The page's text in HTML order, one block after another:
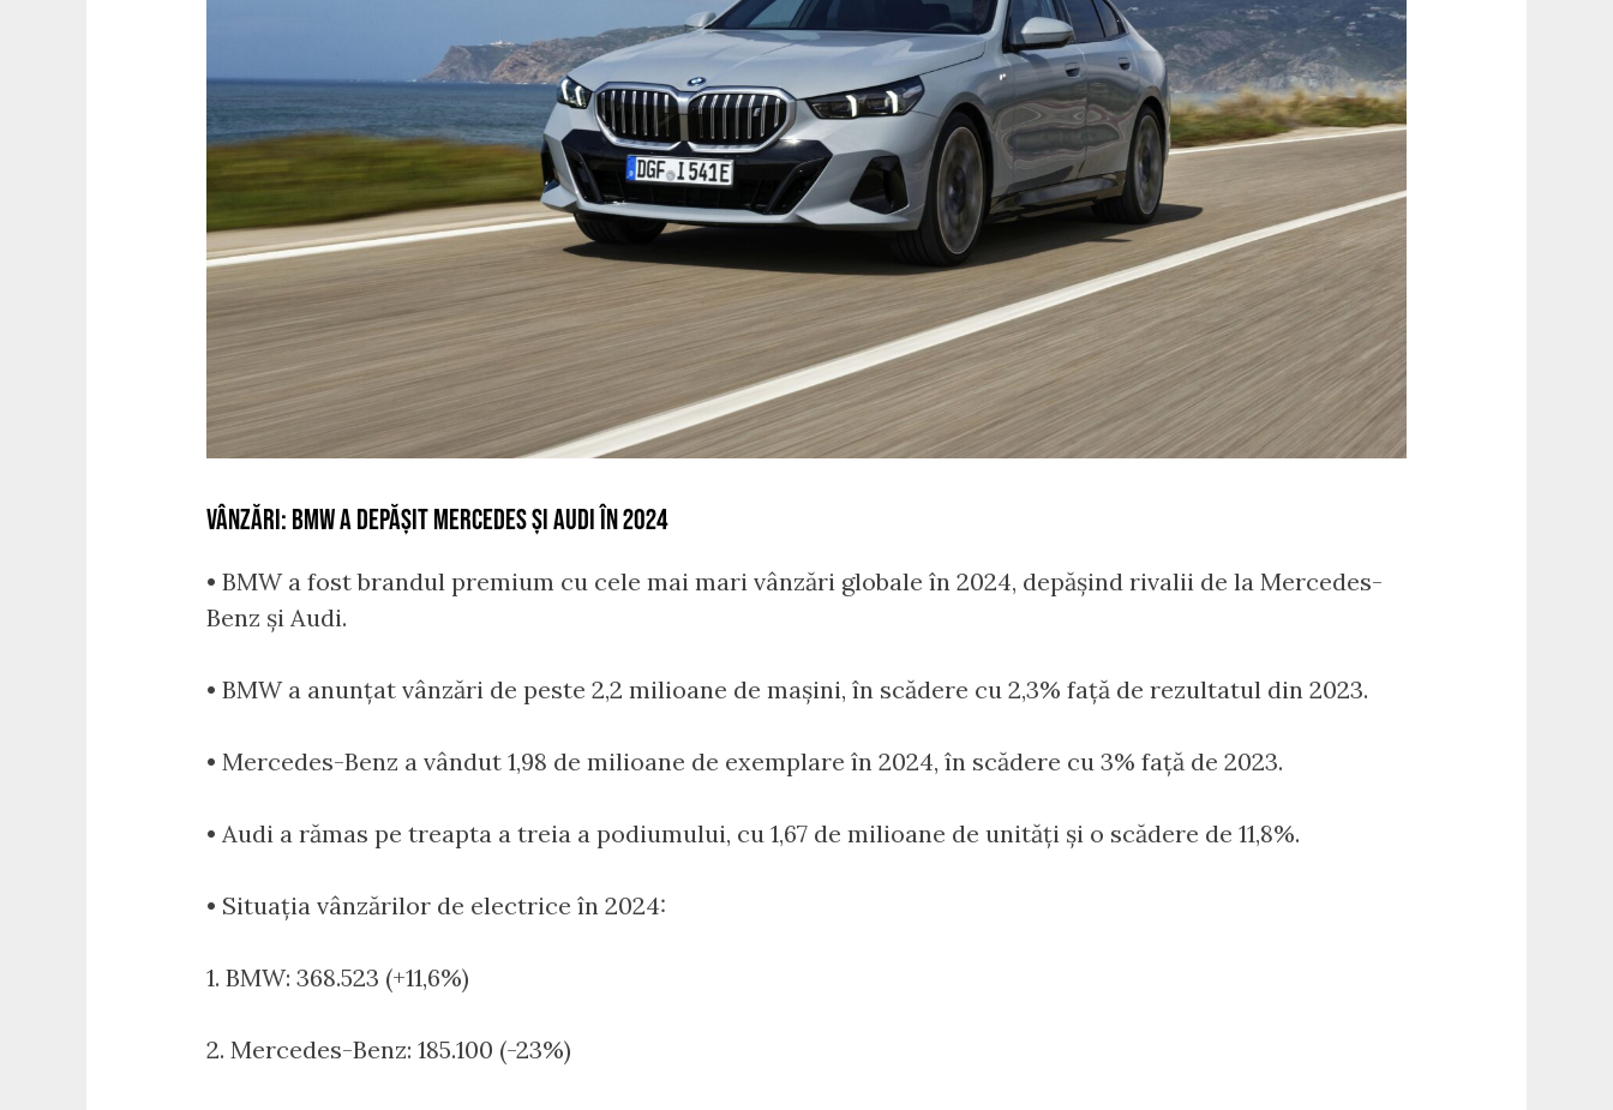
VÂNZĂRI: BMW A DEPĂȘIT MERCEDES ȘI AUDI ÎN 2024
• BMW a fost brandul premium cu cele mai mari vânzări globale în 2024, depășind rivalii de la Mercedes-
Benz și Audi.
• BMW a anunțat vânzări de peste 2,2 milioane de mașini, în scădere cu 2,3% față de rezultatul din 2023.
• Mercedes-Benz a vândut 1,98 de milioane de exemplare în 2024, în scădere cu 3% față de 2023.
• Audi a rămas pe treapta a treia a podiumului, cu 1,67 de milioane de unități și o scădere de 11,8%.
• Situația vânzărilor de electrice în 2024:
1. BMW: 368.523 (+11,6%)
2. Mercedes-Benz: 185.100 (-23%)